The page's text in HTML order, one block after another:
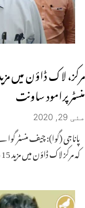
منسٹر پرامود ساونت
مئی 29, 2020
پاناجی (گوا): چیف منسٹر
کہ مرکز لاک ڈاؤن میں مزید 15 دنوں کا اضافہ کرسکتا ہے۔ واضح رہے کہ